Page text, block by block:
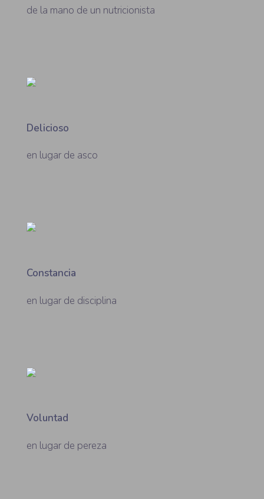
de la mano de un nutricionista
Delicioso
en lugar de asco
Constancia
en lugar de disciplina
Voluntad
en lugar de pereza